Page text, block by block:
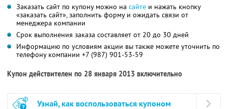
Заказать сайт по купону можно на сайте и нажать кнопку
«заказать сайт», заполнить форму и ожидать связи от
менеджера компании
Срок выполнения заказа составляет от 20 до 30 дней
Информацию по условиям акции вы также можете уточнить по
телефону компании +7 (987) 901-53-59
Купон действителен по 28 января 2013 включительно
Узнай, как воспользоваться купоном